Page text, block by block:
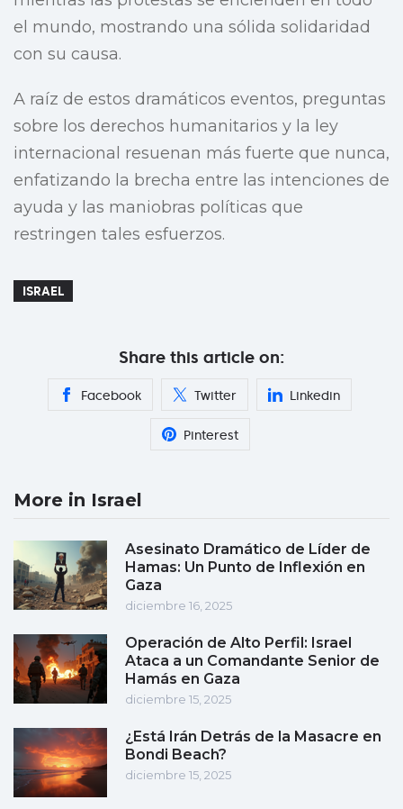
el mundo, mostrando una sólida solidaridad
con su causa.
A raíz de estos dramáticos eventos, preguntas
sobre los derechos humanitarios y la ley
internacional resuenan más fuerte que nunca,
enfatizando la brecha entre las intenciones de
ayuda y las maniobras políticas que
restringen tales esfuerzos.
ISRAEL
Share this article on:
Facebook Twitter Linkedin
Pinterest
More in Israel
Asesinato Dramático de Líder de
Hamas: Un Punto de Inflexión en
Gaza
diciembre 16, 2025
Operación de Alto Perfil: Israel
Ataca a un Comandante Senior de
Hamás en Gaza
diciembre 15, 2025
¿Está Irán Detrás de la Masacre en
Bondi Beach?
diciembre 15, 2025